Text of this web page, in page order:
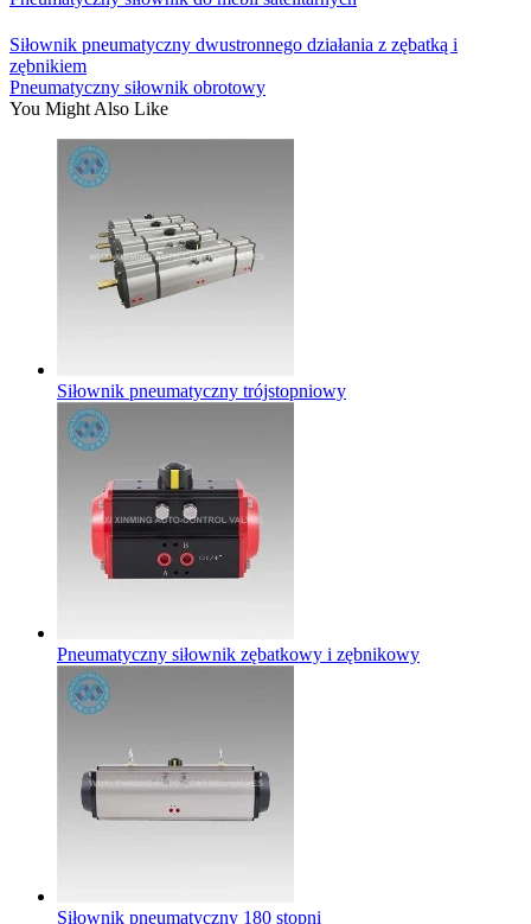
Siłownik pneumatyczny dwustronnego działania z zębatką i
zębnikiem
Pneumatyczny siłownik obrotowy
You Might Also Like
Siłownik pneumatyczny trójstopniowy
Pneumatyczny siłownik zębatkowy i zębnikowy
Siłownik pneumatyczny 180 stopni